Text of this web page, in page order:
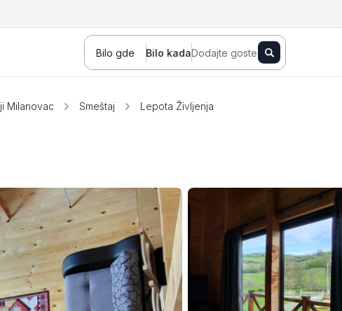
Bilo gde Bilo kadaDodajte goste
Banja Koviljača Sokobanja
Tara Stara planina Banja Vrujci
Kragujevac Ždrelo Golubac
Bajina Bašta Kraljevo Jagodina
Milanovac Smeštaj Lepota Življenja